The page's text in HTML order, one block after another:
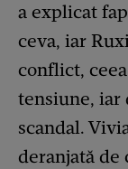
a explicat
ceva, iar
conflict,
tensiune, iar
scandal.
deranjată de